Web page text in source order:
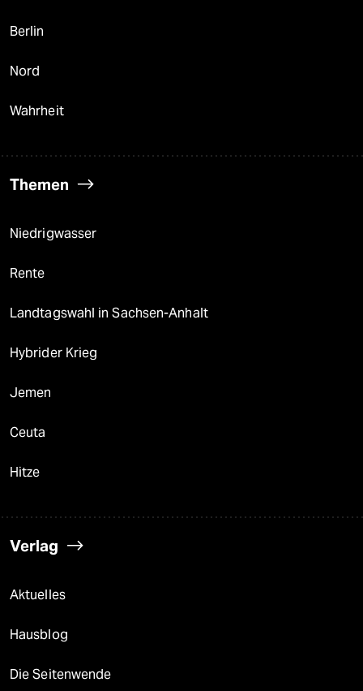
Berlin
Nord
Wahrheit
Themen
Niedrigwasser
Rente
Landtagswahl in Sachsen-Anhalt
Hybrider Krieg
Jemen
Ceuta
Hitze
Verlag
Aktuelles
Hausblog
Die Seitenwende